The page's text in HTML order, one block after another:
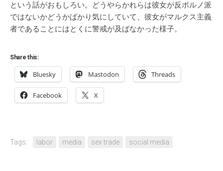
という話がおもしろい。どうやらかれらは彼女が反ポルノ派
ではないかどうかばかり気にしていて、彼女がマルクス主義
者であることにはとくに警戒が及ばなかった様子。
Share this:
Bluesky Mastodon Threads
Facebook X
Tags: labor media sex trade social media